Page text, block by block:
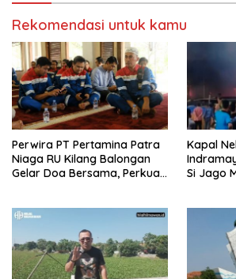
Rekomendasi untuk kamu
Perwira PT Pertamina Patra
Niaga RU Kilang Balongan
Gelar Doa Bersama, Perkuat
Kapal
Si Jago